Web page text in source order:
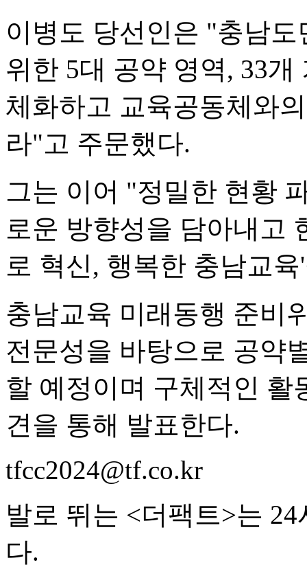
이병도 당선인은 "충남
위한 5대 공약 영역, 33
체화하고 교육공동체와
라"고 주문했다.
그는 이어 "정밀한 현황
로운 방향성을 담아내고
로 혁신, 행복한 충남교
충남교육 미래동행 준비
전문성을 바탕으로 공약
할 예정이며 구체적인 활
견을 통해 발표한다.
tfcc2024@tf.co.kr
발로 뛰는 <더팩트>는
다.